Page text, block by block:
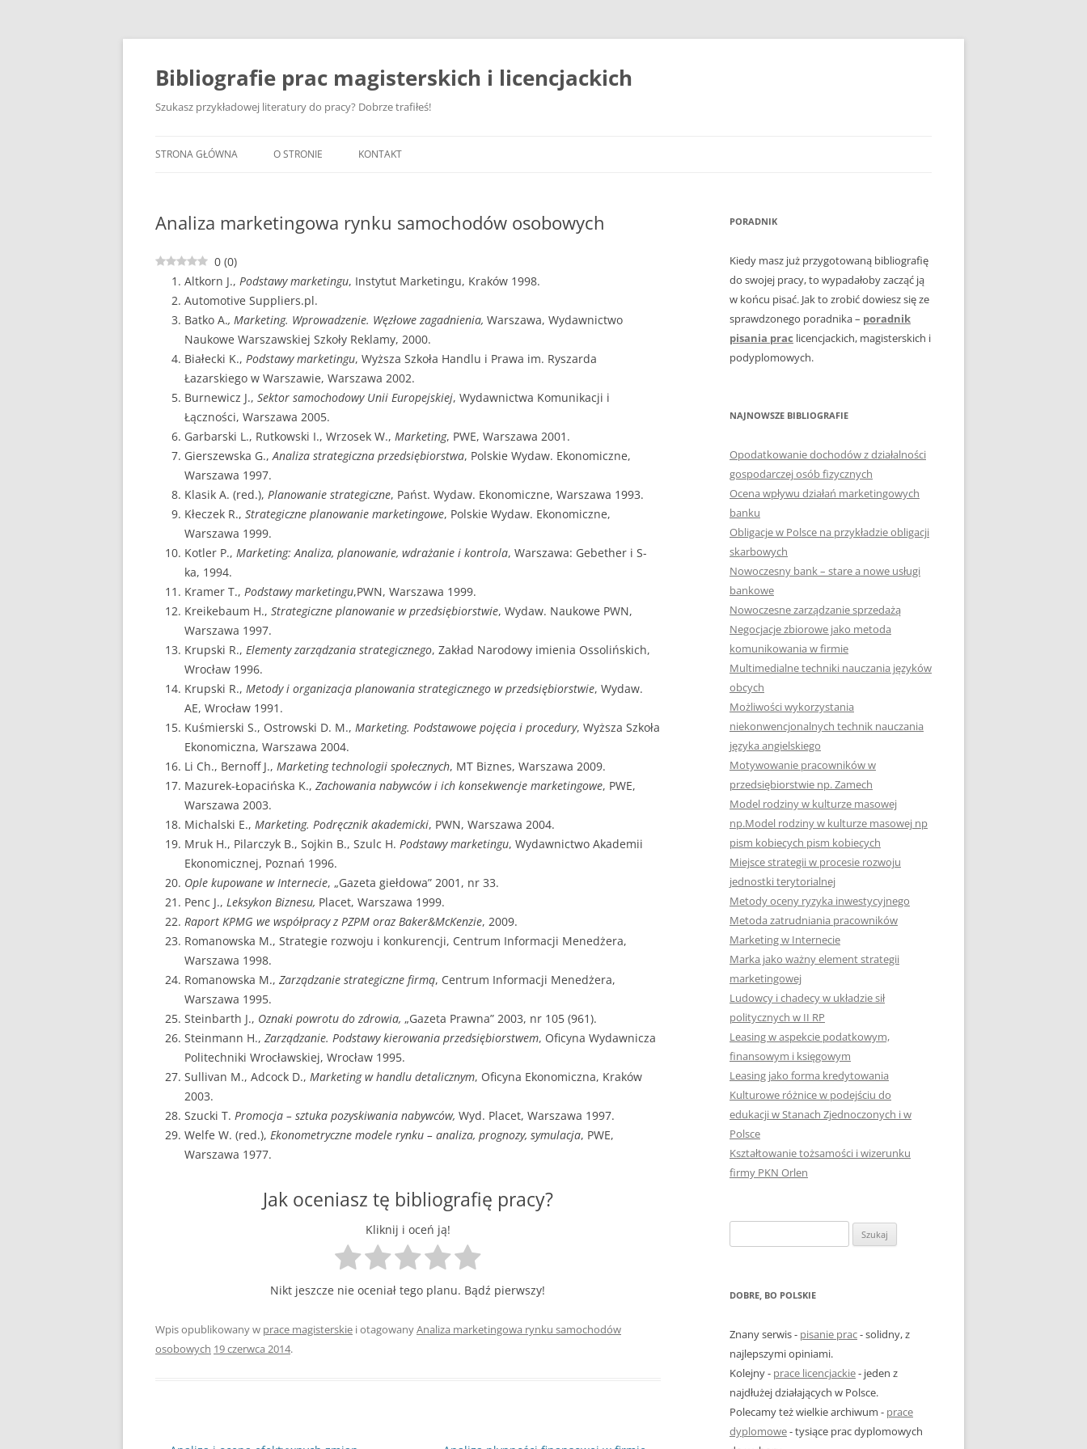
Przejdź
treści
Bibliografie prac magisterskich i licencjackich
Szukasz przykładowej literatury do pracy? Dobrze trafiłeś!
STRONA GŁÓWNA O STRONIE KONTAKT
Analiza marketingowa rynku samochodów osobowych
0 (0)
Altkorn J., Podstawy marketingu, Instytut Marketingu, Kraków 1998.
Automotive Suppliers.pl.
Batko A., Marketing. Wprowadzenie. Węzłowe zagadnienia, Warszawa, Wydawnictwo
Naukowe Warszawskiej Szkoły Reklamy, 2000.
Białecki K., Podstawy marketingu, Wyższa Szkoła Handlu i Prawa im. Ryszarda
Łazarskiego w Warszawie, Warszawa 2002.
Burnewicz J., Sektor samochodowy Unii Europejskiej, Wydawnictwa Komunikacji i
Łączności, Warszawa 2005.
Garbarski L., Rutkowski I., Wrzosek W., Marketing, PWE, Warszawa 2001.
Gierszewska G.,Analiza strategiczna przedsiębiorstwa, Polskie Wydaw. Ekonomiczne,
Warszawa 1997.
Klasik A. (red.), Planowanie strategiczne, Państ. Wydaw. Ekonomiczne, Warszawa 1993.
Kłeczek R., Strategiczne planowanie marketingowe, Polskie Wydaw. Ekonomiczne,
Warszawa 1999.
Kotler P., Marketing: Analiza, planowanie, wdrażanie i kontrola, Warszawa: Gebether i S-
ka, 1994.
Kramer T., Podstawy marketingu,PWN, Warszawa 1999.
Kreikebaum H., Strategiczne planowanie w przedsiębiorstwie, Wydaw. Naukowe PWN,
Warszawa 1997.
Krupski R., Elementy zarządzania strategicznego, Zakład Narodowy imienia Ossolińskich,
Wrocław 1996.
Krupski R., Metody i organizacja planowania strategicznego w przedsiębiorstwie, Wydaw.
AE, Wrocław 1991.
Kuśmierski S., Ostrowski D. M., Marketing. Podstawowe pojęcia i procedury, Wyższa Szkoła
Ekonomiczna, Warszawa 2004.
Li Ch., Bernoff J., Marketing technologii społecznych, MT Biznes, Warszawa 2009.
Mazurek-Łopacińska K., Zachowania nabywców i ich konsekwencje marketingowe, PWE,
Warszawa 2003.
Michalski E., Marketing. Podręcznik akademicki, PWN, Warszawa 2004.
Mruk H., Pilarczyk B., Sojkin B., Szulc H. Podstawy marketingu, Wydawnictwo Akademii
Ekonomicznej, Poznań 1996.
Ople kupowane w Internecie, „Gazeta giełdowa” 2001, nr 33.
Penc J., Leksykon Biznesu, Placet, Warszawa 1999.
Raport KPMG we współpracy z PZPM oraz Baker&McKenzie, 2009.
Romanowska M., Strategie rozwoju i konkurencji, Centrum Informacji Menedżera,
Warszawa 1998.
Romanowska M., Zarządzanie strategiczne firmą, Centrum Informacji Menedżera,
Warszawa 1995.
Steinbarth J., Oznaki powrotu do zdrowia, „Gazeta Prawna” 2003, nr 105 (961).
Steinmann H., Zarządzanie. Podstawy kierowania przedsiębiorstwem, Oficyna Wydawnicza
Politechniki Wrocławskiej, Wrocław 1995.
Sullivan M., Adcock D., Marketing w handlu detalicznym, Oficyna Ekonomiczna, Kraków
2003.
Szucki T. Promocja – sztuka pozyskiwania nabywców, Wyd. Placet, Warszawa 1997.
Welfe W. (red.), Ekonometryczne modele rynku – analiza, prognozy, symulacja, PWE,
Warszawa 1977.
Jak oceniasz tę bibliografię pracy?
Kliknij i oceń ją!
Nikt jeszcze nie oceniał tego planu. Bądź pierwszy!
Wpis opublikowany w prace magisterskie i otagowanyAnaliza marketingowa rynku samochodów
osobowych 19 czerwca 2014.
PORADNIK
Kiedy masz już przygotowaną bibliografię
do swojej pracy, to wypadałoby zacząć ją
w końcu pisać. Jak to zrobić dowiesz się ze
sprawdzonego poradnika – poradnik
pisania prac licencjackich, magisterskich i
podyplomowych.
NAJNOWSZE BIBLIOGRAFIE
Opodatkowanie dochodów z działalności
gospodarczej osób fizycznych
Ocena wpływu działań marketingowych
banku
Obligacje w Polsce na przykładzie obligacji
skarbowych
Nowoczesny bank – stare a nowe usługi
bankowe
Nowoczesne zarządzanie sprzedażą
Negocjacje zbiorowe jako metoda
komunikowania w firmie
Multimedialne techniki nauczania języków
obcych
Możliwości wykorzystania
niekonwencjonalnych technik nauczania
języka angielskiego
Motywowanie pracowników w
przedsiębiorstwie np. Zamech
Model rodziny w kulturze masowej
np.Model rodziny w kulturze masowej np
pism kobiecych pism kobiecych
Miejsce strategii w procesie rozwoju
jednostki terytorialnej
Metody oceny ryzyka inwestycyjnego
Metoda zatrudniania pracowników
Marketing w Internecie
Marka jako ważny element strategii
marketingowej
Ludowcy i chadecy w układzie sił
politycznych w II RP
Leasing w aspekcie podatkowym,
finansowym i księgowym
Leasing jako forma kredytowania
Kulturowe różnice w podejściu do
edukacji w Stanach Zjednoczonych i w
Polsce
Kształtowanie tożsamości i wizerunku
firmy PKN Orlen
DOBRE, BO POLSKIE
Znany serwis - pisanie prac- solidny, z
najlepszymi opiniami.
Kolejny - prace licencjackie- jeden z
najdłużej działających w Polsce.
Polecamy też wielkie archiwum - prace
dyplomowe- tysiące prac dyplomowych